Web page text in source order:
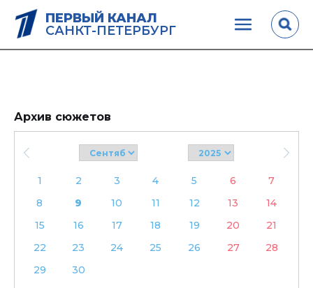
ПЕРВЫЙ КАНАЛ
САНКТ-ПЕТЕРБУРГ
Архив сюжетов
1 2 3 4 5 6
7
8
9 10 11 12 13
14
15
16 17 18 19 20
21
22
23 24 25 26 27
28
29
30